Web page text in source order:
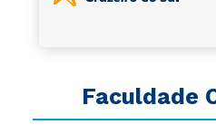
Faculdade